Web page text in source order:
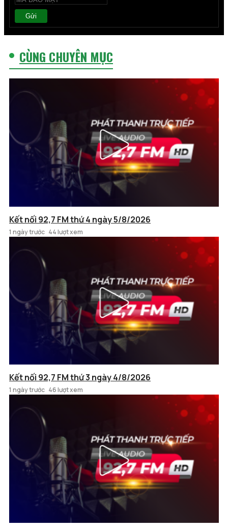
Gửi
CÙNG CHUYÊN MỤC
Kết nối 92,7 FM thứ 4 ngày 5/8/2026
1 ngày trước 44 lượt xem
Kết nối 92,7 FM thứ 3 ngày 4/8/2026
1 ngày trước 46 lượt xem